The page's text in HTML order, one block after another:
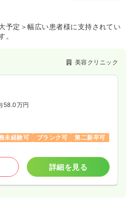
予定＞幅広い患者様に支持されてい
。
美容クリニック
58.0万円
未経験可 ブランク可
第二新卒可
詳細を見る